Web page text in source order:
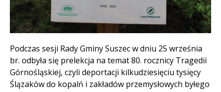
Treść
Podczas sesji Rady Gminy Suszec w dniu 25 września
br. odbyła się prelekcja na temat 80. rocznicy Tragedii
Górnośląskiej, czyli deportacji kilkudziesięciu tysięcy
Ślązaków do kopalń i zakładów przemysłowych byłego